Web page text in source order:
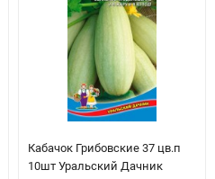
Кабачок Грибовские 37 цв.п
10шт Уральский Дачник